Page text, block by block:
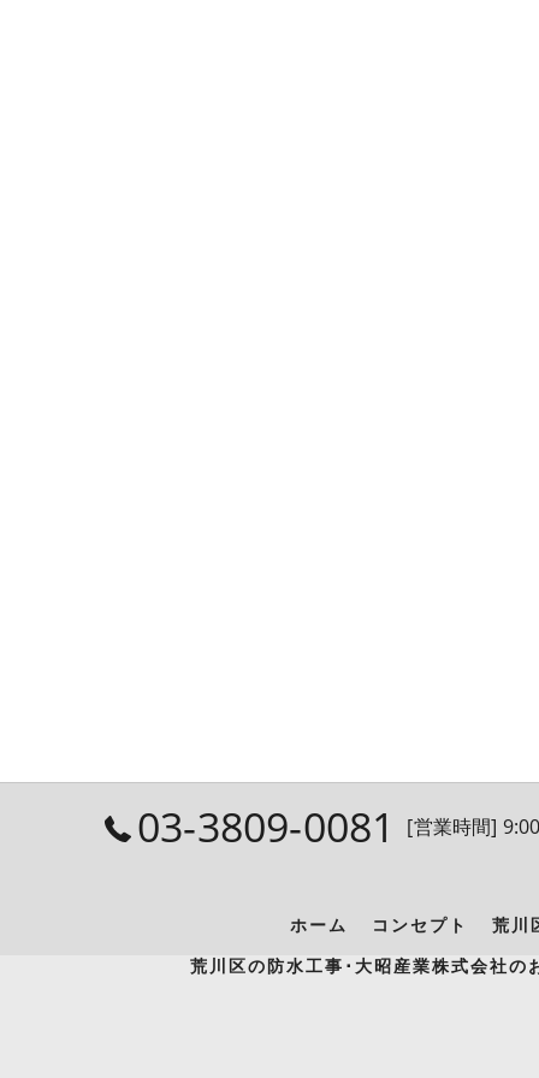
03-3809-0081 [営業時間]
ホーム コンセプト 荒川
荒川区の防水工事･大昭産業株式会社の